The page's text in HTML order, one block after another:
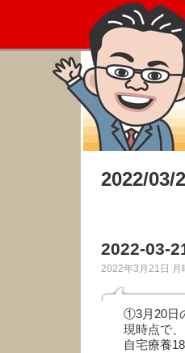
2022/03/
2022-03-
2022年3月21日 月
①3月20日
現時点で
自宅療養